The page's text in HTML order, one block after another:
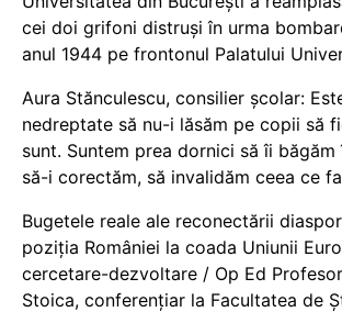
cei doi grifoni distruși în urma
anul 1944 pe frontonul Palatului
Aura Stănculescu, consilier școlar:
nedreptate să nu-i lăsăm pe copii să
sunt. Suntem prea dornici să îi băgăm
să-i corectăm, să invalidăm ceea ce
Bugetele reale ale reconectării
poziția României la coada Uniunii
cercetare-dezvoltare / Op Ed
Stoica, conferențiar la Facultatea de